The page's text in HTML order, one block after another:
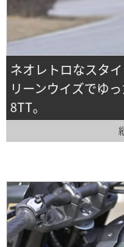
ネオレトロなスタ
リーンウイズでゆ
8TT。